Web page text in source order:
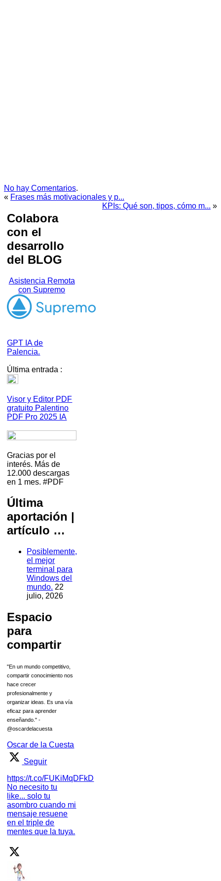
No hay Comentarios.
« Frases más motivacionales y p...
KPIs: Qué son, tipos, cómo m... »
Colabora
con el
desarrollo
del BLOG
Asistencia Remota
con Supremo
GPT IA de
Palencia.
Última entrada :
Visor y Editor PDF
gratuito Palentino
PDF Pro 2025 IA
Gracias por el
interés. Más de
12.000 descargas
en 1 mes. #PDF
Última
aportación |
artículo …
Posiblemente,
el mejor
terminal para
Windows del
mundo. 22
julio, 2026
Espacio
para
compartir
"En un mundo competitivo,
compartir conocimiento nos
hace crecer
profesionalmente y
organizar ideas. Es una vía
eficaz para aprender
enseñando." -
@oscardelacuesta
Oscar de la Cuesta
Seguir
https://t.co/FUKiMqDFkD
No necesito tu
like... solo tu
asombro cuando mi
mensaje resuene
en el triple de
mentes que la tuya.